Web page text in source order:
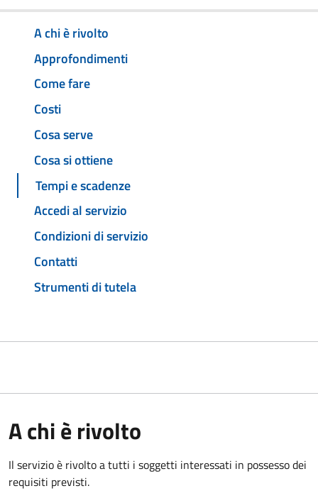
A chi è rivolto
Approfondimenti
Come fare
Costi
Cosa serve
Cosa si ottiene
Tempi e scadenze
Accedi al servizio
Condizioni di servizio
Contatti
Strumenti di tutela
A chi è rivolto
Il servizio è rivolto a tutti i soggetti interessati in possesso dei
requisiti previsti.